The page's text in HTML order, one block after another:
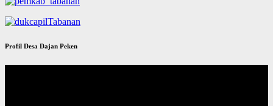
Profil Desa Dajan Peken